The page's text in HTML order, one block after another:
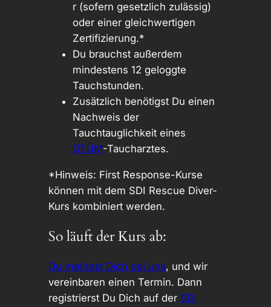
r (sofern gesetzlich zulässig)
oder einer gleichwertigen
Zertifizierung.*
Du brauchst außerdem
mindestens 12 geloggte
Tauchstunden.
Zusätzlich benötigst Du einen
Nachweis der
Tauchtauglichkeit eines
GTÜM-Taucharztes.
*Hinweis: First Response-Kurse
können mit dem SDI Rescue Diver-
Kurs kombiniert werden.
So läuft der Kurs ab:
Du meldest Dich bei uns, und wir
vereinbaren einen Termin. Dann
registrierst Du Dich auf der SDI